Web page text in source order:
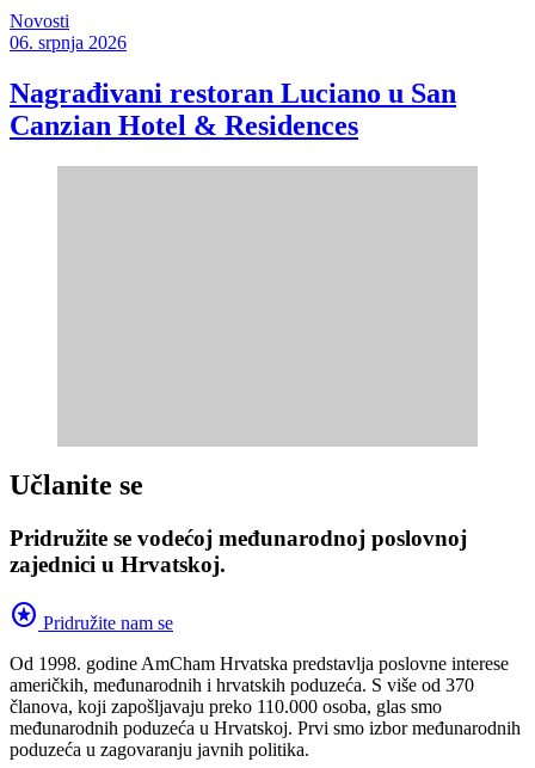
Novosti
06. srpnja 2026
Nagrađivani restoran Luciano u San
Canzian Hotel & Residences
Učlanite se
Pridružite se vodećoj međunarodnoj poslovnoj
zajednici u Hrvatskoj.
stars Pridružite nam se
Od 1998. godine AmCham Hrvatska predstavlja poslovne interese
američkih, međunarodnih i hrvatskih poduzeća. S više od 370
članova, koji zapošljavaju preko 110.000 osoba, glas smo
međunarodnih poduzeća u Hrvatskoj. Prvi smo izbor međunarodnih
poduzeća u zagovaranju javnih politika.